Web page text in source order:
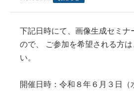
下記日時にて、画像生成セミナ
ので、 ご参加を希望される方
い。
開催日時：令和８年６月３日（